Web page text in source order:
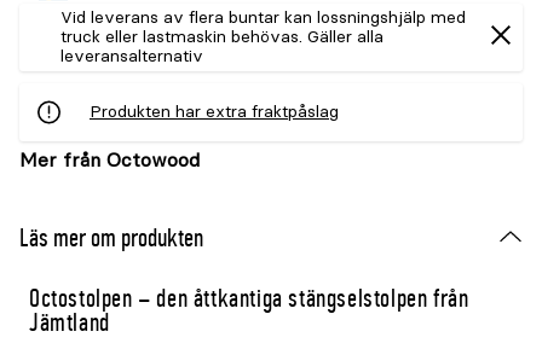
Vid leverans av flera buntar kan lossningshjälp med
truck eller lastmaskin behövas. Gäller alla
leveransalternativ
Produkten har extra fraktpåslag
Mer från Octowood
Läs mer om produkten
Octostolpen – den åttkantiga stängselstolpen från
Jämtland